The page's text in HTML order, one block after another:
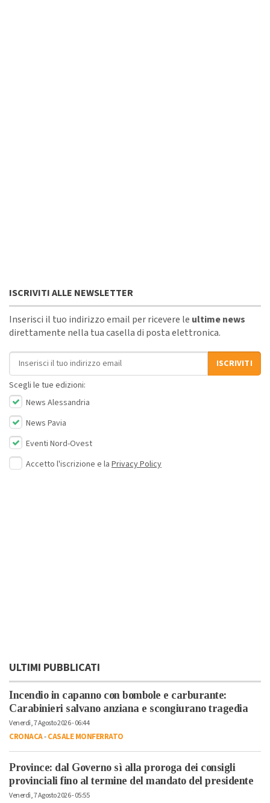
ISCRIVITI ALLE NEWSLETTER
Inserisci il tuo indirizzo email per ricevere le ultime news
direttamente nella tua casella di posta elettronica.
Indirizzo email
ISCRIVITI
Scegli le tue edizioni:
News Alessandria
News Pavia
Eventi Nord-Ovest
Accetto l'iscrizione e la Privacy Policy
ULTIMI PUBBLICATI
Incendio in capanno con bombole e carburante:
Carabinieri salvano anziana e scongiurano tragedia
Venerdì, 7 Agosto 2026 - 06:44
CRONACA-CASALE MONFERRATO
Province: dal Governo sì alla proroga dei consigli
provinciali fino al termine del mandato del presidente
Venerdì, 7 Agosto 2026 - 05:55